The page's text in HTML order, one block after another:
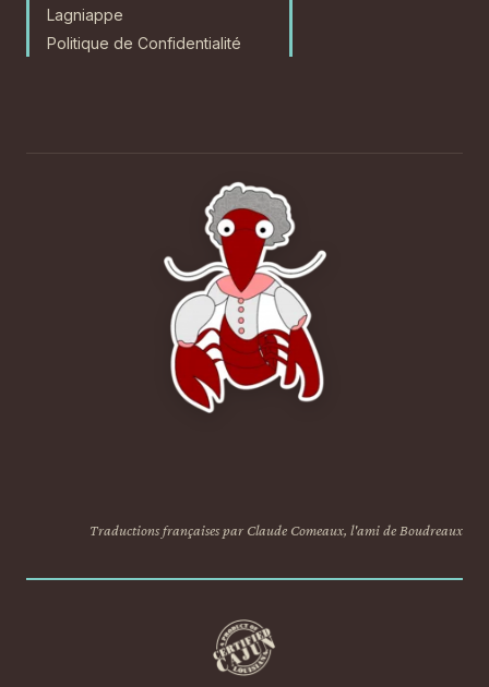
Lagniappe
Politique de Confidentialité
Traductions françaises par Claude Comeaux, l'ami de Boudreaux